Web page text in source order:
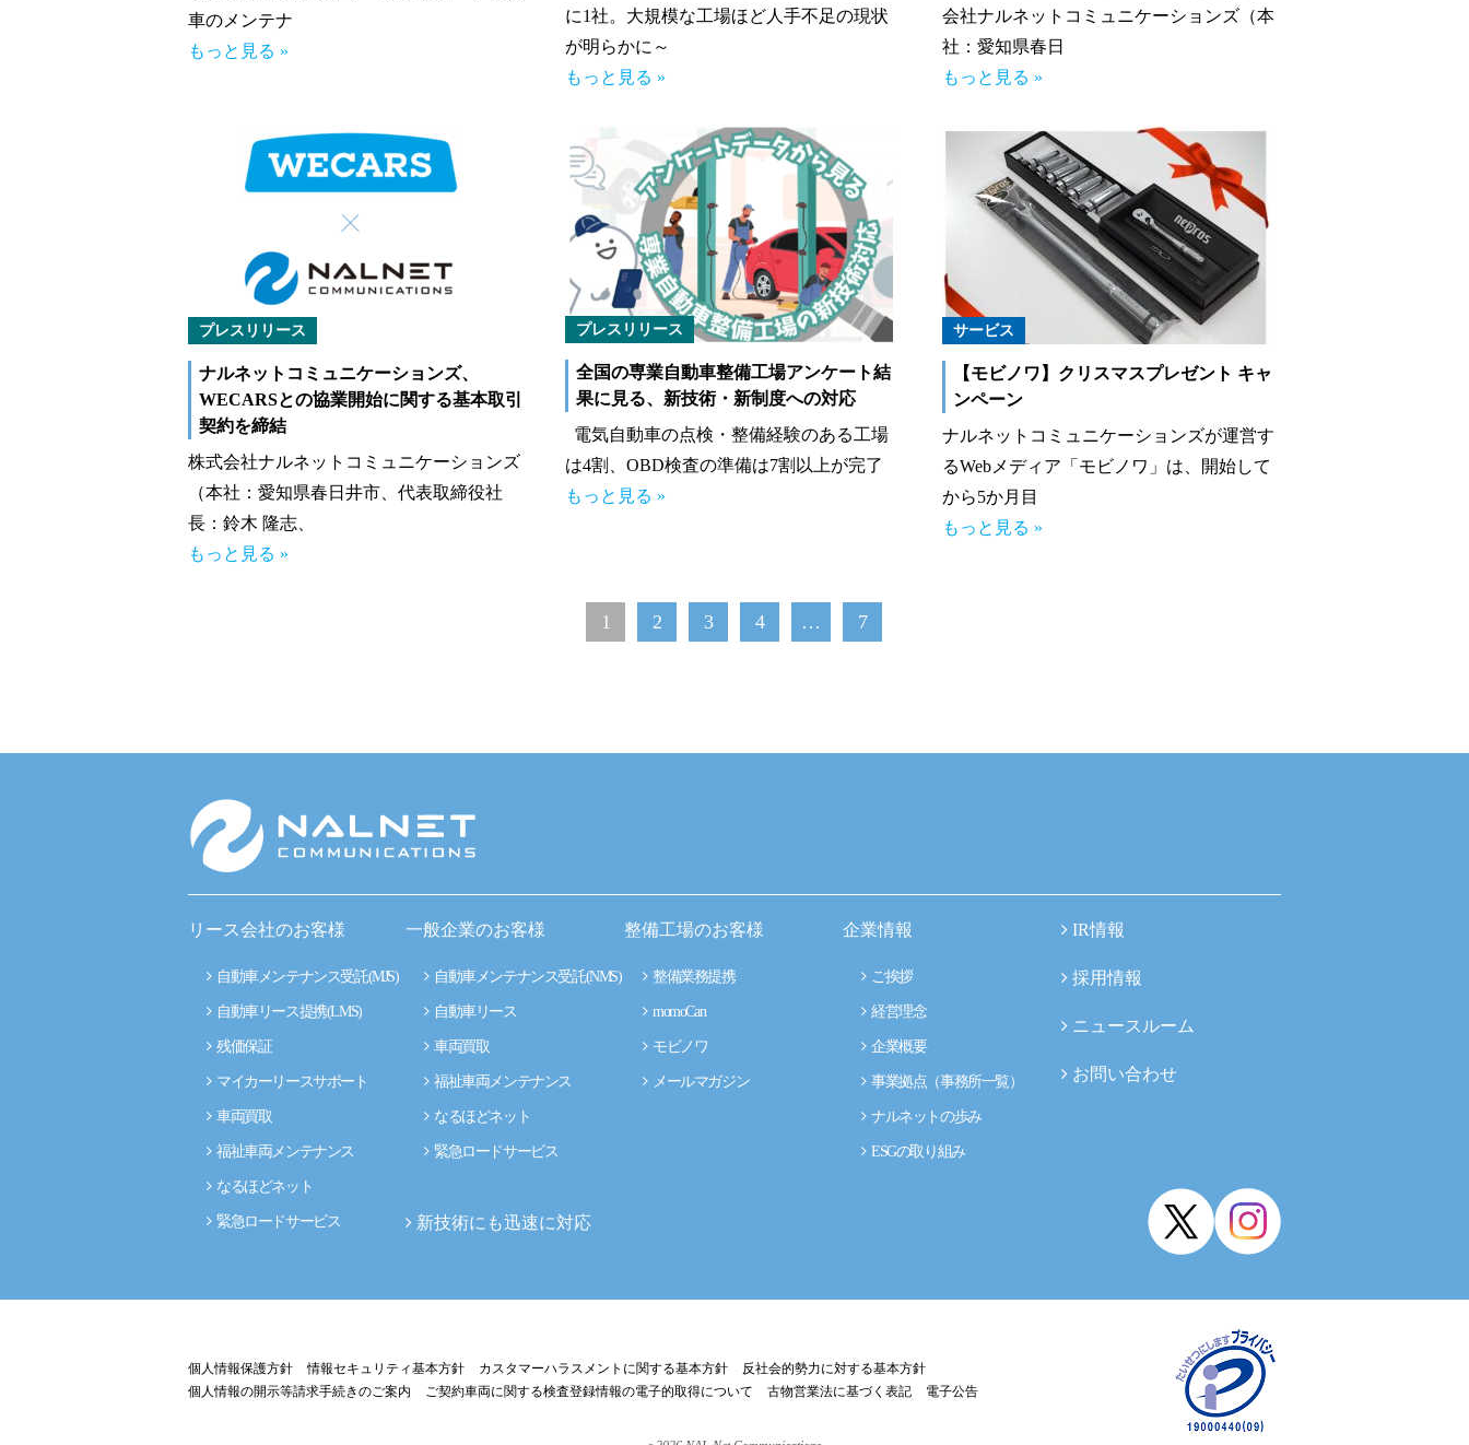
車のメンテナ
もっと見る »
に1社。大規模な工場ほど人手不足の現状
が明らかに～
もっと見る »
会社ナルネットコミュニケーションズ（本
社：愛知県春日
もっと見る »
プレスリリース
ナルネットコミュニケーションズ、
WECARSとの協業開始に関する基本取引
契約を締結
株式会社ナルネットコミュニケーションズ
（本社：愛知県春日井市、代表取締役社
長：鈴木 隆志、
もっと見る »
プレスリリース
全国の専業自動車整備工場アンケート結
果に見る、新技術・新制度への対応
電気自動車の点検・整備経験のある工場
は4割、OBD検査の準備は7割以上が完了
もっと見る »
サービス
【モビノワ】クリスマスプレゼント キャ
ンペーン
ナルネットコミュニケーションズが運営す
るWebメディア「モビノワ」は、開始して
から5か月目
もっと見る »
1 2 3 4 … 7
リース会社のお客様
自動車メンテナンス受託(MJS)
自動車リース提携(LMS)
残価保証
マイカーリースサポート
車両買取
福祉車両メンテナンス
なるほどネット
緊急ロードサービス
一般企業のお客様
自動車メンテナンス受託(NMS)
自動車リース
車両買取
福祉車両メンテナンス
なるほどネット
緊急ロードサービス
新技術にも迅速に対応
整備工場のお客様
整備業務提携
momoCan
モビノワ
メールマガジン
企業情報
ご挨拶
経営理念
企業概要
事業拠点（事務所一覧）
ナルネットの歩み
ESGの取り組み
IR情報
採用情報
ニュースルーム
お問い合わせ
個人情報保護方針 情報セキュリティ基本方針 カスタマーハラスメントに関する基本方針
反社会的勢力に対する基本方針
個人情報の開示等請求手続きのご案内
ご契約車両に関する検査登録情報の電子的取得について 古物営業法に基づく表記 電子公告